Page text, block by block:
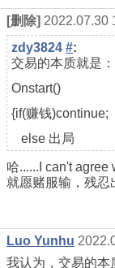
[删除] 2022.07.30
zdy3824 #:
交易的本质就是：
Onstart()
{if(赚钱)continue;
else 出局
哈......I can't
就愿赌服输，残忍
Luo Yunhu
我认为，交易的本